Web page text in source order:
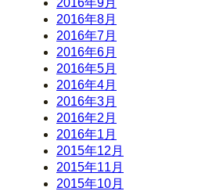
2016年8月
2016年7月
2016年6月
2016年5月
2016年4月
2016年3月
2016年2月
2016年1月
2015年12月
2015年11月
2015年10月